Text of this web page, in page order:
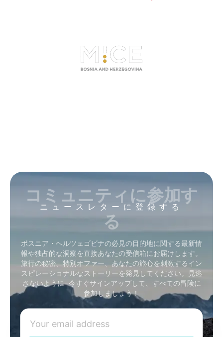
ニュースレターに登録する
コミュニティに参加す
る
ボスニア・ヘルツェゴビナの必見の目的地に関する最新情
報や独占的な洞察を直接あなたの受信箱にお届けします。
旅行の秘密、特別オファー、あなたの旅心を刺激するイン
スピレーショナルなストーリーを発見してください。見逃
さないように–今すぐサインアップして、すべての冒険に
参加しましょう！